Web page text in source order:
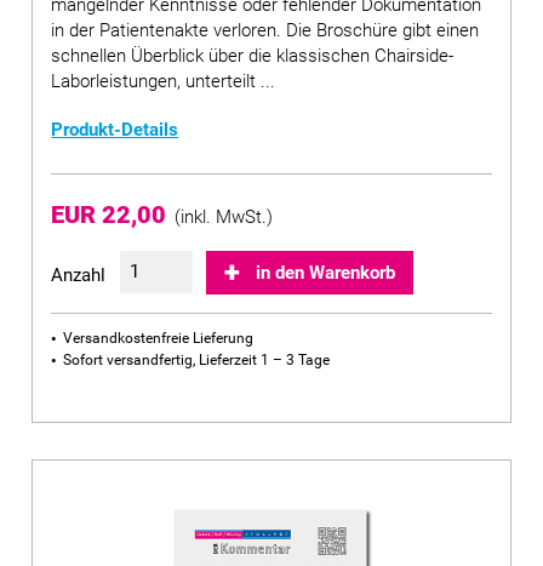
mangelnder Kenntnisse oder fehlender Dokumentation
in der Patientenakte verloren. Die Broschüre gibt einen
schnellen Überblick über die klassischen Chairside-
Laborleistungen, unterteilt ...
Produkt-Details
EUR 22,00 (inkl. MwSt.)
Anzahl in den Warenkorb
Versandkostenfreie Lieferung
Sofort versandfertig, Lieferzeit 1 – 3 Tage